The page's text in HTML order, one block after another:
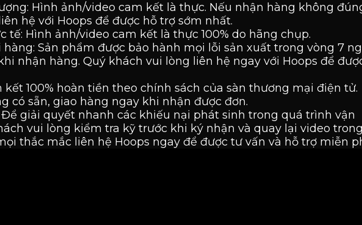
Hình ảnh/video cam kết là thực. Nếu nhận hàng không
hệ với Hoops để được hỗ trợ sớm nhất.
tế: Hình ảnh/video cam kết là thực 100% do hãng chụp.
Sản phẩm được bảo hành mọi lỗi sản xuất trong vòng 7
nhận hàng. Quý khách vui lòng liên hệ ngay với Hoops để
kết 100% hoàn tiền theo chính sách của sàn thương mại điện tử.
có sẵn, giao hàng ngay khi nhận được đơn.
Để giải quyết nhanh các khiếu nại phát sinh trong quá trình vận
vui lòng kiểm tra kỹ trước khi ký nhận và quay lại video
thắc mắc liên hệ Hoops ngay để được tư vấn và hỗ trợ miễn